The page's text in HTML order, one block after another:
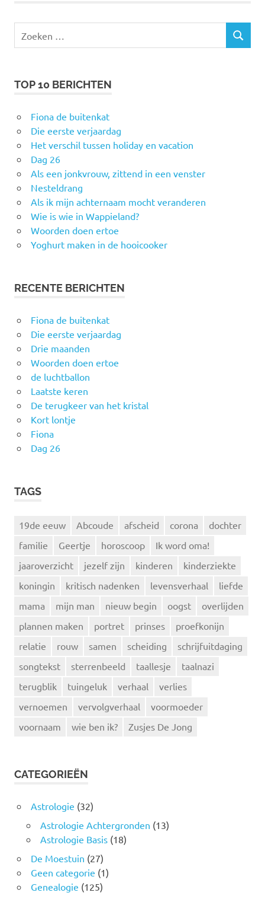
naar:
ZOEKEN
TOP 10 BERICHTEN
Fiona de buitenkat
Die eerste verjaardag
Het verschil tussen holiday en vacation
Dag 26
Als een jonkvrouw, zittend in een venster
Nesteldrang
Als ik mijn achternaam mocht veranderen
Wie is wie in Wappieland?
Woorden doen ertoe
Yoghurt maken in de hooicooker
RECENTE BERICHTEN
Fiona de buitenkat
Die eerste verjaardag
Drie maanden
Woorden doen ertoe
de luchtballon
Laatste keren
De terugkeer van het kristal
Kort lontje
Fiona
Dag 26
TAGS
19de eeuw Abcoude afscheid corona
dochter
familie
Geertje horoscoop
Ik word oma!
jaaroverzicht
jezelf zijn kinderen
kinderziekte
koningin
kritisch nadenken levensverhaal
liefde
mama
mijn man nieuw begin oogst
overlijden
plannen maken
portret prinses
proefkonijn
relatie
rouw samen scheiding
schrijfuitdaging
songtekst
sterrenbeeld taallesje
taalnazi
terugblik
tuingeluk verhaal
verlies
vernoemen
vervolgverhaal
voormoeder
voornaam
wie ben ik? Zusjes De Jong
CATEGORIEËN
Astrologie (32)
Astrologie Achtergronden (13)
Astrologie Basis(18)
De Moestuin (27)
Geen categorie (1)
Genealogie (125)